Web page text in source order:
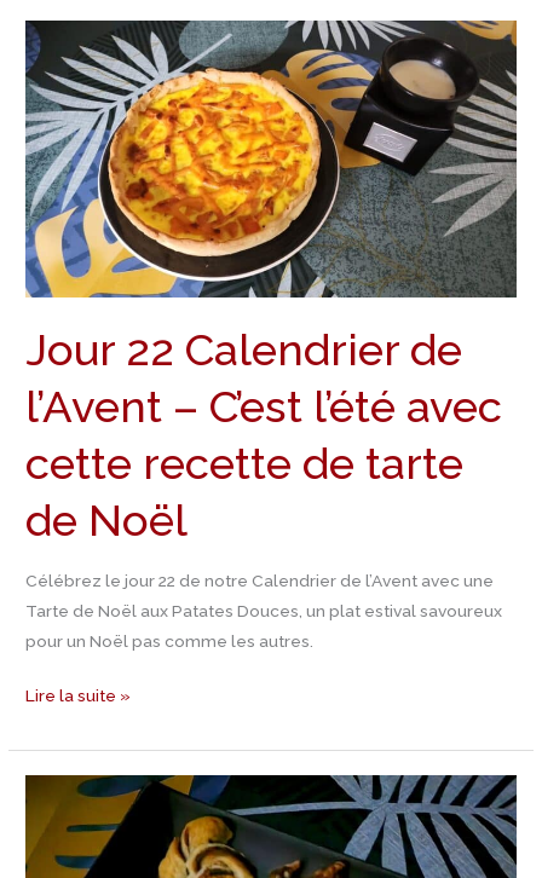
Jour 22 Calendrier de
l’Avent – C’est l’été avec
cette recette de tarte
de Noël
Célébrez le jour 22 de notre Calendrier de l’Avent avec une
Tarte de Noël aux Patates Douces, un plat estival savoureux
pour un Noël pas comme les autres.
Jour
22
Calendrier
de
l’Avent
–
C’est
l’été
avec
recette
de
tarte
de
Noël
Lire la suite »
Calendrier